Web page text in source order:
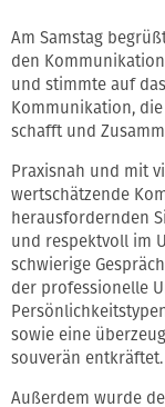
Am Samstag
den
und stimmte auf
Kommunikation,
schafft und
Praxisnah und mit
wertschätzende
herausfordernden
und respektvoll im
schwierige
der professionelle
sowie eine
souverän entkräftet.
Außerdem wurde